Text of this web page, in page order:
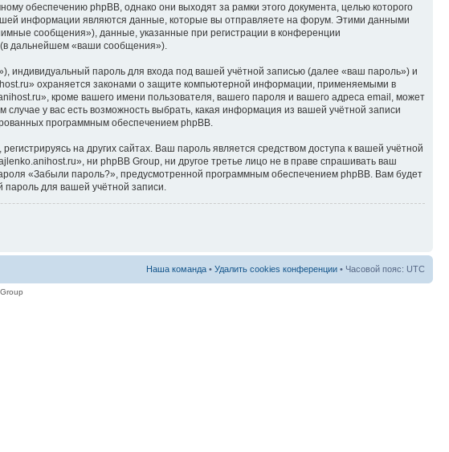
обеспечению phpBB, однако они выходят за рамки этого документа, целью которого
информации являются данные, которые вы отправляете на форум. Этими данными
сообщения»), данные, указанные при регистрации в конференции
дальнейшем «ваши сообщения»).
пароль для входа под вашей учётной записью (далее «ваш пароль») и
охраняется законами о защите компьютерной информации, применяемыми в
кроме вашего имени пользователя, вашего пароля и вашего адреса email, может
у вас есть возможность выбрать, какая информация из вашей учётной записи
программным обеспечением phpBB.
на других сайтах. Ваш пароль является средством доступа к вашей учётной
ни phpBB Group, ни другое третье лицо не в праве спрашивать ваш
«Забыли пароль?», предусмотренной программным обеспечением phpBB. Вам будет
для вашей учётной записи.
Наша команда • Удалить cookies конференции • Часовой пояс: UTC